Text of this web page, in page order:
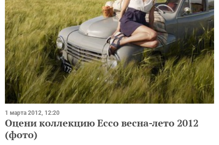
1 марта 2012, 12:20
Оцени коллекцию Ecco весна-лето 2012
(фото)